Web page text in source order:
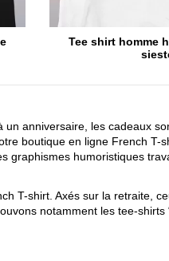
Tee shirt homme
anniversaire, les cadeaux
boutique en ligne French T-
graphismes humoristiques
T-shirt. Axés sur la retraite,
notamment les tee-shirts